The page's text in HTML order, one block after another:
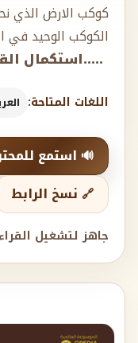
كوكب الارض الذي
الكوكب الوحيد في
.....استكمال
اللغات المتاحة:
🔊 استمع
🔗 نسخ الرابط
جاهز لتشغيل